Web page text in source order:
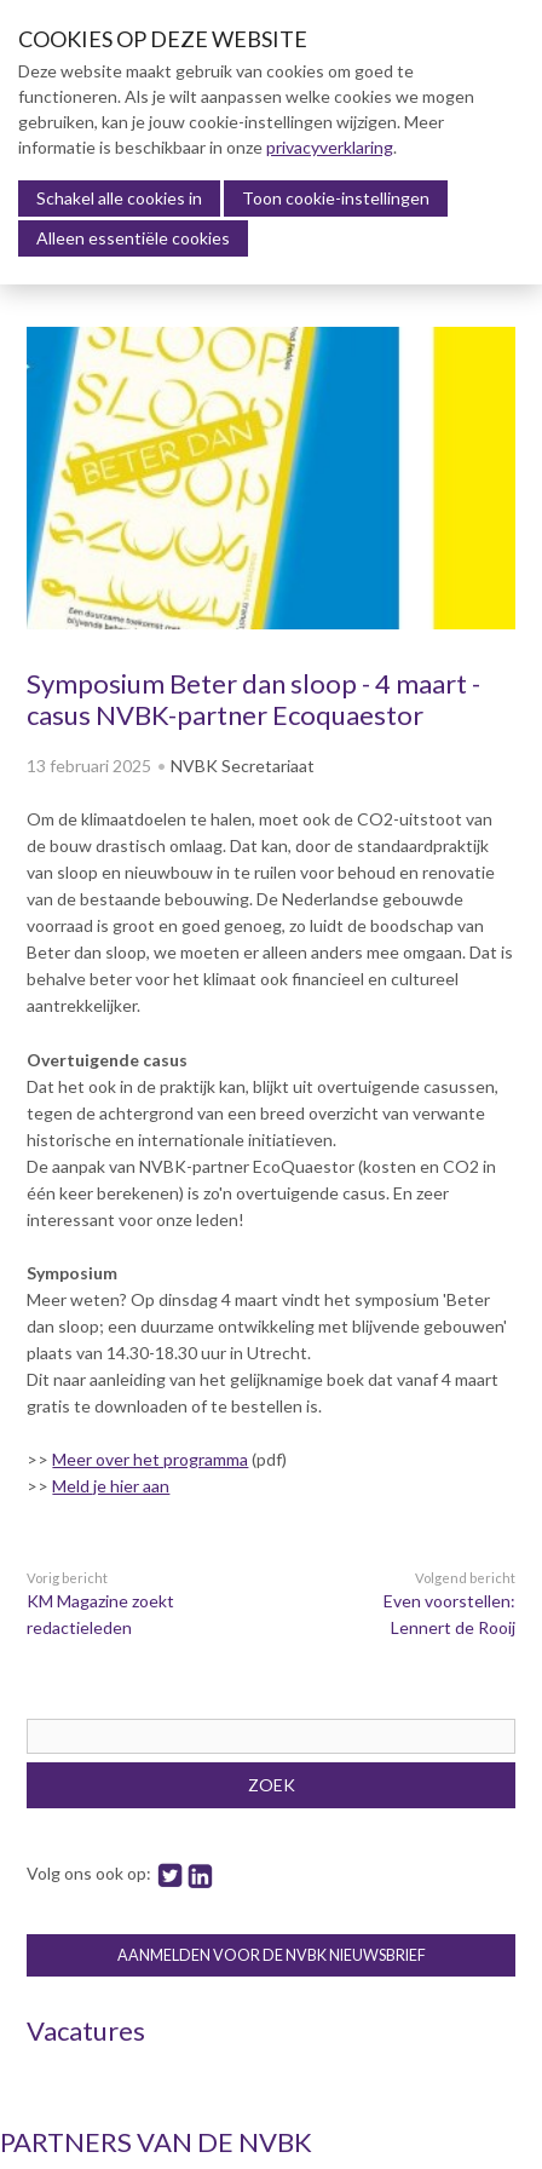
u
v
i
g
i
o
J
m
p
t
o
m
a
i
n
o
n
t
e
n
t
Menu
Symposium Beter dan sloop - 4 maart -
casus NVBK-partner Ecoquaestor
13 februari 2025 NVBK Secretariaat
Om de klimaatdoelen te halen, moet ook de CO2-uitstoot van
de bouw drastisch omlaag. Dat kan, door de standaardpraktijk
van sloop en nieuwbouw in te ruilen voor behoud en renovatie
van de bestaande bebouwing. De Nederlandse gebouwde
voorraad is groot en goed genoeg, zo luidt de boodschap van
Beter dan sloop, we moeten er alleen anders mee omgaan. Dat is
behalve beter voor het klimaat ook financieel en cultureel
aantrekkelijker.
Overtuigende casus
Dat het ook in de praktijk kan, blijkt uit overtuigende casussen,
tegen de achtergrond van een breed overzicht van verwante
historische en internationale initiatieven.
De aanpak van NVBK-partner EcoQuaestor (kosten en CO2 in
één keer berekenen) is zo'n overtuigende casus. En zeer
interessant voor onze leden!
Symposium
Meer weten? Op dinsdag 4 maart vindt het symposium 'Beter
dan sloop; een duurzame ontwikkeling met blijvende gebouwen'
plaats van 14.30-18.30 uur in Utrecht.
Dit naar aanleiding van het gelijknamige boek dat vanaf 4 maart
gratis te downloaden of te bestellen is.
>>Meer over het programma (pdf)
>>Meld je hier aan
Vorig bericht
KM Magazine zoekt
redactieleden
Volgend bericht
Even voorstellen:
Lennert de Rooij
ZOEK
Volg ons ook op:
AANMELDEN VOOR DE NVBK NIEUWSBRIEF
Vacatures
PARTNERS VAN DE NVBK
Over NVBK
NVBK Leden
Lidmaatschap
Kennisbank
Dag van de Bouwkosten 2025
Magazine
Kostenmanagement Bouw &
Infra (KM)
ABK-model 2023
Boek Levensduurkosten –
Slim investeren, lang
profiteren
Dag van de
Bouwkostendeskundige 2024
Dag van de
november 2023
Vernieuwde boek
Publicatiereeks
Nieuwsbrieven
Nieuwsarchief
Artikelen
Verenigingsdocumenten
Columns Bernd Karstenberg
Opleiding & Carrière
Partners
Contact
Inloggen mijn NVBK
Zoek
Inloggen
COOKIES OP DEZE WEBSITE
Deze website maakt gebruik van cookies om goed te
functioneren. Als je wilt aanpassen welke cookies we mogen
gebruiken, kan je jouw cookie-instellingen wijzigen. Meer
informatie is beschikbaar in onzeprivacyverklaring.
Schakel alle cookies in
Toon cookie-instellingen
Alleen essentiële cookies